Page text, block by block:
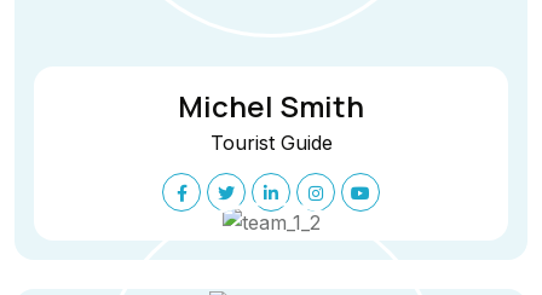
Michel Smith
Tourist Guide